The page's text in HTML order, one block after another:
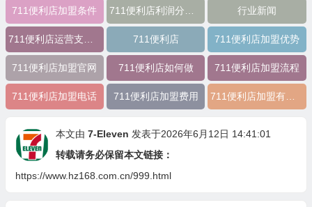
711便利店加盟条件 行业新闻
711便利店 711便利店加盟优势
711便利店加盟官网 711便利店如何做 711便利店加盟流程
711便利店加盟电话 711便利店加盟费用
本文由 7-Eleven 发表于2026年6月12日 14:41:01
转载请务必保留本文链接：
https://www.hz168.com.cn/999.html